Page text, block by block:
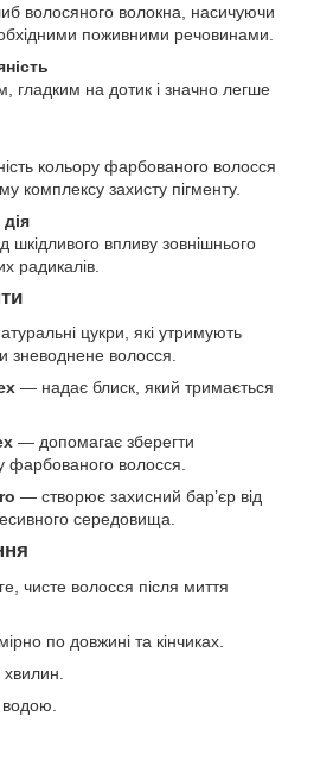
волосяного волокна, насичуючи
поживними речовинами.
гладким на дотик і значно легше
кольору фарбованого волосся
комплексу захисту пігменту.
шкідливого впливу зовнішнього
радикалів.
цукри, які утримують
зневоднене волосся.
— надає блиск, який тримається
— допомагає зберегти
фарбованого волосся.
— створює захисний бар’єр від
середовища.
чисте волосся після миття
по довжині та кінчиках.